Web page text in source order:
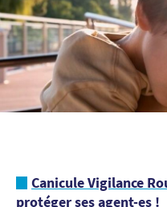
Canicule Vigilance
protéger ses agent-es !